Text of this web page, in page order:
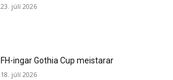
23. júlí 2026
FH-ingar Gothia Cup meistarar
18. júlí 2026